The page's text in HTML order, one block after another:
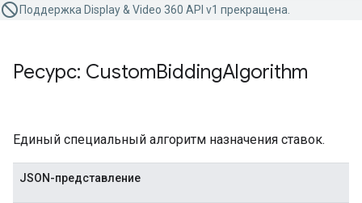
Поддержка Display & Video 360 API v1 прекращена.
Ресурс: CustomBiddingAlgorithm
Единый специальный алгоритм назначения ставок.
JSON-представление